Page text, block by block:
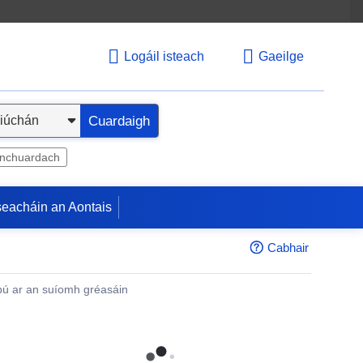
Logáil isteach Gaeilge
Cuardaigh
an Aontais
Cabhair
ar an suíomh gréasáin